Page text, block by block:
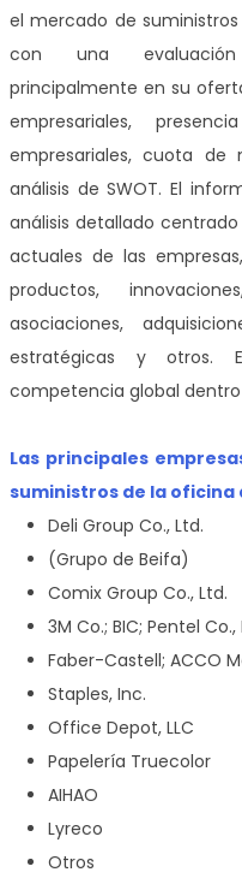
el mercado de
con una
principalmente en su
empresariales,
empresariales, cuota
análisis de SWOT. El
análisis detallado
actuales de las
productos,
asociaciones,
estratégicas y otros.
competencia global
Las principales
suministros de la oficina
Deli Group Co., Ltd.
(Grupo de Beifa)
Comix Group Co., Ltd.
3M Co.; BIC; Pentel Co.,
Faber-Castell; ACCO
Staples, Inc.
Office Depot, LLC
Papelería Truecolor
AIHAO
Lyreco
Otros